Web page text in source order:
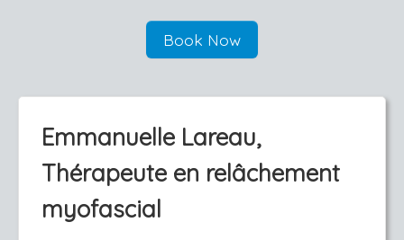
Book Now
Emmanuelle Lareau,
Thérapeute en relâchement
myofascial